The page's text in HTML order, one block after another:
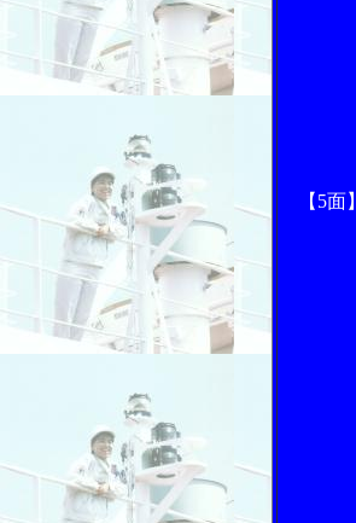
【5面】